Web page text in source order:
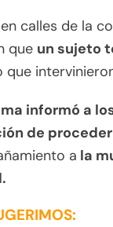
calles de la
que un sujeto
que
informó a
de proceder
a la